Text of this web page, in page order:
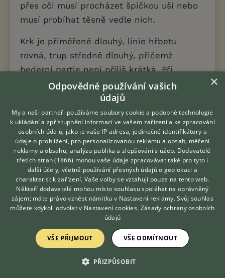
přes oči musí procházet špičkou uší nebo
musí probíhat těsně vedle nich.
Krk je přiměřeně dlouhý, linie hřbetu
rovná, trup středně dlouhý, přičemž
bederní partie není příliš krátká. Při
pohledu shora se lehce zužuje. Hrudník je
široký a hluboký, mezi hrudními
končetinami dosahující hluboko dolů.Ocas
je krátký, přednostně v přirozeném stavu.
Je nasazený na úrovni horní linie, v
pohybu nebo při vzrušení přirozeně nesený
nad horní linií. Končetiny jsou rovné a
silné. Tlapky jsou oválné, prsty silné, dobře
klenuté a těsně sevřené. Dva prostřední
prsty mírně přesahují před dva vnější
prsty. Srst je středně dlouhá, rovná, s
hustou podsadou, nikdy ne měkká, vlnitá
jednobarevná červená, sobolí, jelení, černá
Hledáte zvířecího kamaráda?
Zdarma vám poradí
VETERINÁŘ ONLINE
KONZULTOVAT S
VETERINÁŘEM
×
Odpovědné používání vašich
údajů
My a naši partneři používáme soubory cookie a podobné technologie
k ukládání a zpřístupnění informací ve vašem zařízení a ke zpracování
osobních údajů, jako je vaše IP adresa, jedinečné identifikátory a
údaje o prohlížení, pro personalizovanou reklamu a obsah, měření
reklamy a obsahu, analýzu publika a zlepšování služeb. Dodavatelé
třetích stran (1866) mohou vaše údaje zpracovávat také pro tyto i
další účely, včetně používání přesných údajů o geolokaci a
charakteristik zařízení. Vaše volby se vztahují pouze na tento web.
Někteří dodavatelé mohou místo souhlasu spoléhat na oprávněný
zájem; máte právo vznést námitku v Nastavení reklamy. Svůj souhlas
můžete kdykoli odvolat v Nastavení cookies. Zásady ochrany osobních
údajů
VŠE PŘIJMOUT VŠE ODMÍTNOUT
PŘIZPŮSOBIT